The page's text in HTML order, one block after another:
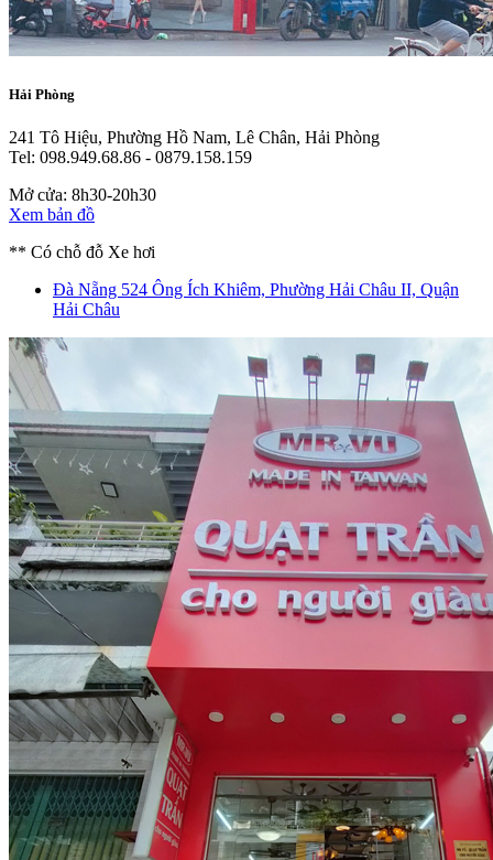
Hải Phòng
241 Tô Hiệu, Phường Hồ Nam, Lê Chân, Hải Phòng
Tel: 098.949.68.86 - 0879.158.159
Mở cửa: 8h30-20h30
Xem bản đồ
** Có chỗ đỗ Xe hơi
Đà Nẵng 524 Ông Ích Khiêm, Phường Hải Châu II, Quận
Hải Châu